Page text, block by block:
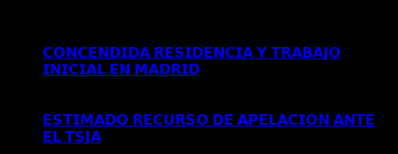
𝗖𝗢𝗡𝗖𝗘𝗡𝗗𝗜𝗗𝗔 𝗥𝗘𝗦𝗜𝗗𝗘𝗡𝗖𝗜𝗔 𝗬 𝗧𝗥𝗔𝗕𝗔𝗝𝗢
𝗜𝗡𝗜𝗖𝗜𝗔𝗟 𝗘𝗡 𝗠𝗔𝗗𝗥𝗜𝗗
𝗘𝗦𝗧𝗜𝗠𝗔𝗗𝗢 𝗥𝗘𝗖𝗨𝗥𝗦𝗢 𝗗𝗘 𝗔𝗣𝗘𝗟𝗔𝗖𝗜𝗢𝗡 𝗔𝗡𝗧𝗘
𝗘𝗟 𝗧𝗦𝗝𝗔